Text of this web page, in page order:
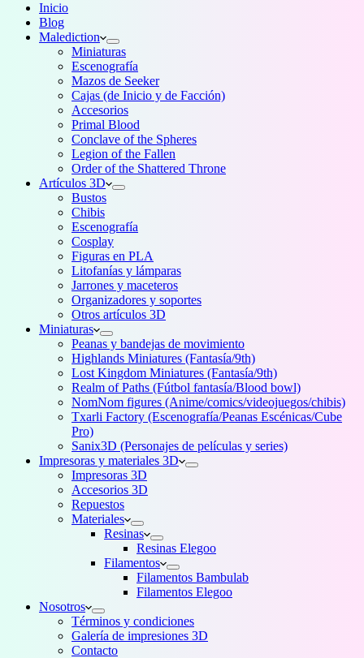
Inicio
Blog
Malediction
Miniaturas
Escenografía
Mazos de Seeker
Cajas (de Inicio y de Facción)
Accesorios
Primal Blood
Conclave of the Spheres
Legion of the Fallen
Order of the Shattered Throne
Artículos 3D
Bustos
Chibis
Escenografía
Cosplay
Figuras en PLA
Litofanías y lámparas
Jarrones y maceteros
Organizadores y soportes
Otros artículos 3D
Miniaturas
Peanas y bandejas de movimiento
Highlands Miniatures (Fantasía/9th)
Lost Kingdom Miniatures (Fantasía/9th)
Realm of Paths (Fútbol fantasía/Blood bowl)
NomNom figures (Anime/comics/videojuegos/chibis)
Txarli Factory (Escenografía/Peanas Escénicas/Cube
Pro)
Sanix3D (Personajes de películas y series)
Impresoras y materiales 3D
Impresoras 3D
Accesorios 3D
Repuestos
Materiales
Resinas
Resinas Elegoo
Filamentos
Filamentos Bambulab
Filamentos Elegoo
Nosotros
Términos y condiciones
Galería de impresiones 3D
Contacto